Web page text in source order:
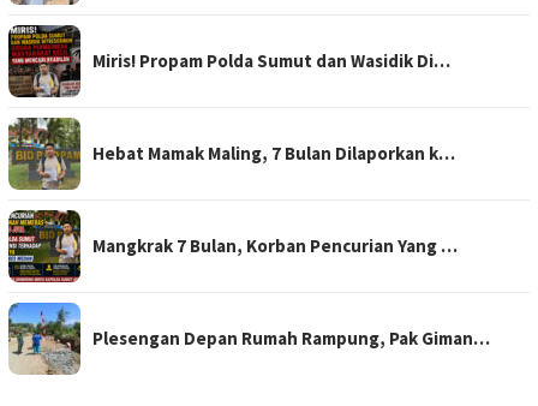
Miris! Propam Polda Sumut dan Wasidik Di…
Hebat Mamak Maling, 7 Bulan Dilaporkan k…
Mangkrak 7 Bulan, Korban Pencurian Yang …
Plesengan Depan Rumah Rampung, Pak Giman…